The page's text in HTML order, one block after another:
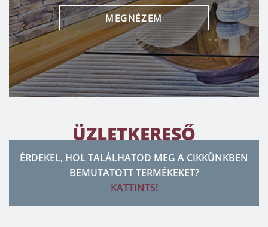
MEGNÉZEM
ÜZLETKERESŐ
ÉRDEKEL, HOL TALÁLHATOD MEG A CIKKÜNKBEN
BEMUTATOTT TERMÉKEKET?
KATTINTS!